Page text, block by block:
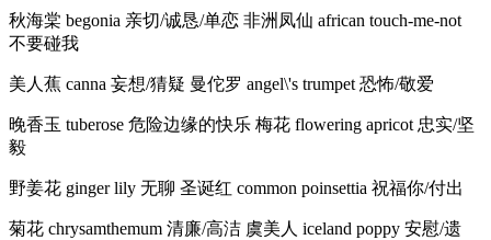
秋海棠 begonia 亲切/诚恳/单恋 非洲凤仙 african touch-me-not
不要碰我
美人蕉 canna 妄想/猜疑 曼佗罗 angel\'s trumpet 恐怖/敬爱
晚香玉 tuberose 危险边缘的快乐 梅花 flowering apricot 忠实/坚
毅
野姜花 ginger lily 无聊 圣诞红 common poinsettia 祝福你/付出
菊花 chrysamthemum 清廉/高洁 虞美人 iceland poppy 安慰/遗